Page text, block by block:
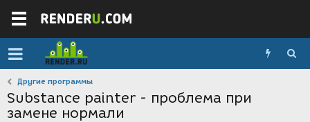
Другие программы
Substance painter - проблема при
замене нормали